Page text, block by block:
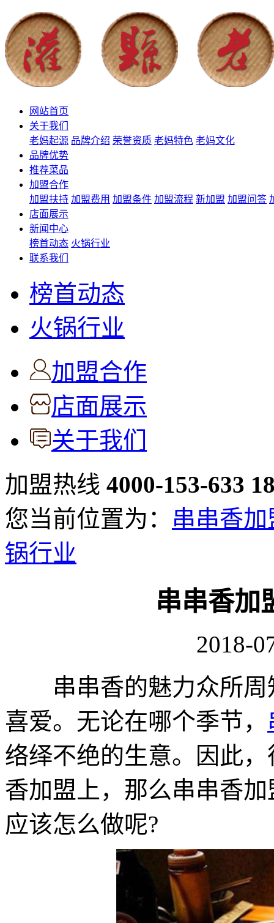
网站首页
关于我们
老妈起源 品牌介绍 荣誉资质 老妈特色 老妈文化
品牌优势
推荐菜品
加盟合作
加盟扶持 加盟费用 加盟条件 加盟流程 新加盟 加盟问答
店面展示
新闻中心
榜首动态 火锅行业
联系我们
榜首动态
火锅行业
加盟合作
店面展示
关于我们
加盟热线 4000-153-633
您当前位置为： 串串香加
锅行业
串串香加
2018-
串串香的魅力众所周
喜爱。无论在哪个季节，
络绎不绝的生意。因此
香加盟上，那么串串香
应该怎么做呢?